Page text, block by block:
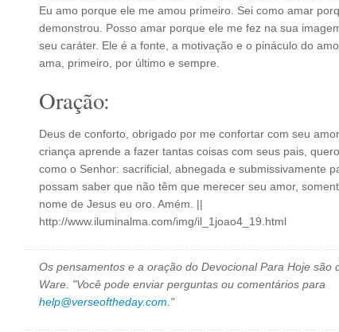
Eu amo porque ele me amou primeiro. Sei como amar
demonstrou. Posso amar porque ele me fez na sua
seu caráter. Ele é a fonte, a motivação e o pináculo do
ama, primeiro, por último e sempre.
Oração:
Deus de conforto, obrigado por me confortar com seu
criança aprende a fazer tantas coisas com seus pais,
como o Senhor: sacrificial, abnegada e submissivamente
possam saber que não têm que merecer seu amor,
nome de Jesus eu oro. Amém. ||
http://www.iluminalma.com/img/il_1joao4_19.html
Os pensamentos e a oração do Devocional Para Hoje são
Ware. "Você pode enviar perguntas ou comentários para
help@verseoftheday.com ."